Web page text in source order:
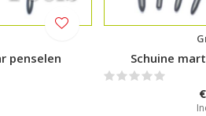
penselen Schuine